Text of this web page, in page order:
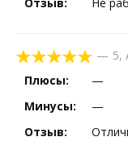
— 5,
Плюсы:
—
Минусы:
—
Отзыв: